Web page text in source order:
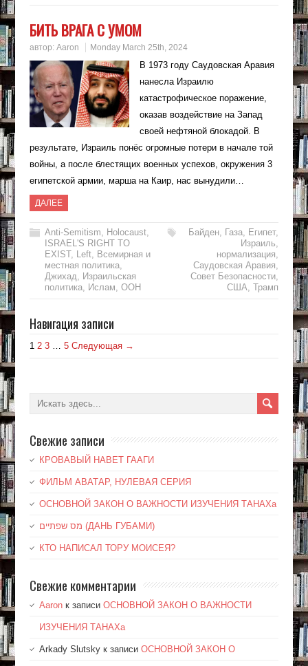
БИТЬ ВРАГА С УМОМ
автор: Aaron Monday March 25th, 2024
В 1973 году Саудовская Аравия
нанесла Израилю
катастрофическое поражение,
оказав воздействие на Запад
своей нефтяной блокадой. В
результате, Израиль понёс огромные потери в начале той
войны, а после блестящих военных успехов, окружения 3
египетской армии, марша на Каир, нас вынудили…
ДАЛЕЕ
Anti-Semitism, Holocaust,
ISRAEL'S RIGHT TO
EXIST, Left, Всемирная и
местная политика,
Джихад, Израильская
политика, Ислам, ООН
Байден, Газа, Египет,
Израиль,
нормализация,
Саудовская Аравия,
Совет Безопасности,
США,Трамп
Навигация записи
1 2 3 … 5 Следующая →
Свежие записи
КРОВАВЫЙ НАВЕТ ГААГИ
ФИЛЬМ АВАТАР, НУЛЕВАЯ СЕРИЯ
ОСНОВНОЙ ЗАКОН О ВАЖНОСТИ ИЗУЧЕНИЯ ТАНАХа
מס שפתיים (ДАНЬ ГУБАМИ)
КТО НАПИСАЛ ТОРУ МОИСЕЯ?
Свежие комментарии
Aaronк записи ОСНОВНОЙ ЗАКОН О ВАЖНОСТИ
ИЗУЧЕНИЯ ТАНАХа
Arkady Slutskyк записи ОСНОВНОЙ ЗАКОН О